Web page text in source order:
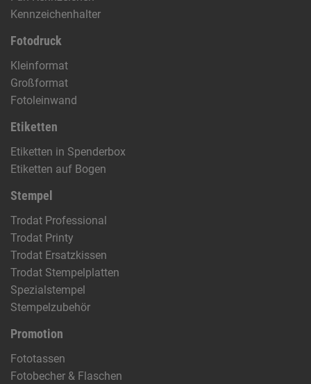
Kennzeichenhalter
Fotodruck
Kleinformat
Großformat
Fotoleinwand
Etiketten
Etiketten in Spenderbox
Etiketten auf Bogen
Stempel
Trodat Professional
Trodat Printy
Trodat Ersatzkissen
Trodat Stempelplatten
Spezialstempel
Stempelzubehör
Promotion
Fototassen
Fotobecher & Flaschen